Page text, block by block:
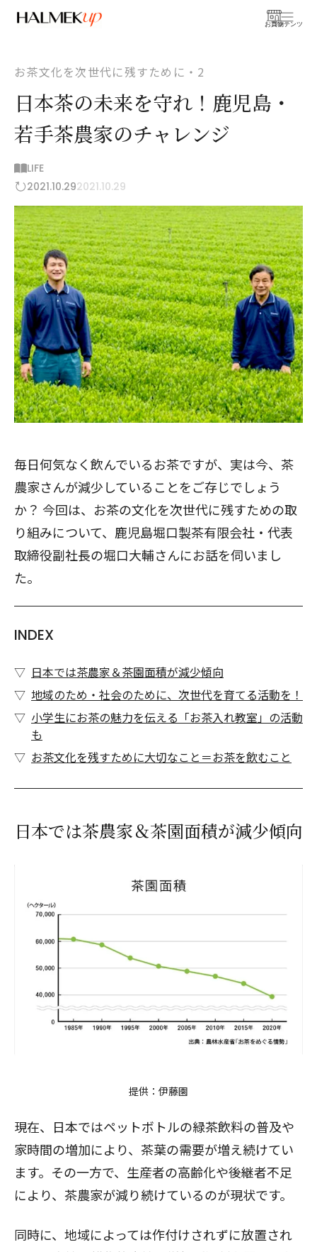
お買物
コンテンツ
お茶文化を次世代に残すために・2
日本茶の未来を守れ！鹿児島・
若手茶農家のチャレンジ
LIFE
2021.10.292021.10.29
毎日何気なく飲んでいるお茶ですが、実は今、茶
農家さんが減少していることをご存じでしょう
か？ 今回は、お茶の文化を次世代に残すための取
り組みについて、鹿児島堀口製茶有限会社・代表
取締役副社長の堀口大輔さんにお話を伺いまし
た。
INDEX
日本では茶農家＆茶園面積が減少傾向
地域のため・社会のために、次世代を育てる活動を！
小学生にお茶の魅力を伝える「お茶入れ教室」の活動
も
お茶文化を残すために大切なこと＝お茶を飲むこと
日本では茶農家＆茶園面積が減少傾向
提供：伊藤園​​​​​
現在、日本ではペットボトルの緑茶飲料の普及や
家時間の増加により、茶葉の需要が増え続けてい
ます。その一方で、生産者の高齢化や後継者不足
により、茶農家が減り続けているのが現状です。
同時に、地域によっては作付けされずに放置され